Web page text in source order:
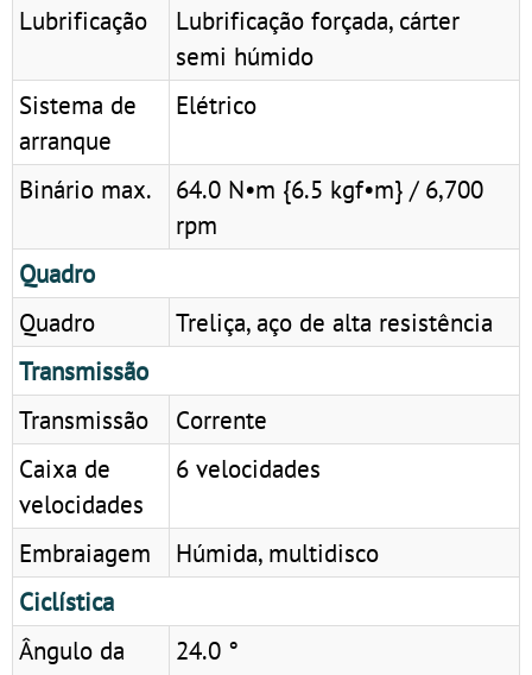
Lubrificação
Lubrificação forçada, cárter
semi húmido
Sistema de
arranque
Elétrico
Binário max.
64.0 N•m {6.5 kgf•m} / 6,700
rpm
Quadro
Quadro
Treliça, aço de alta resistência
Transmissão
Transmissão
Corrente
Caixa de
velocidades
6 velocidades
Embraiagem
Húmida, multidisco
Ciclística
Ângulo da
24.0 °